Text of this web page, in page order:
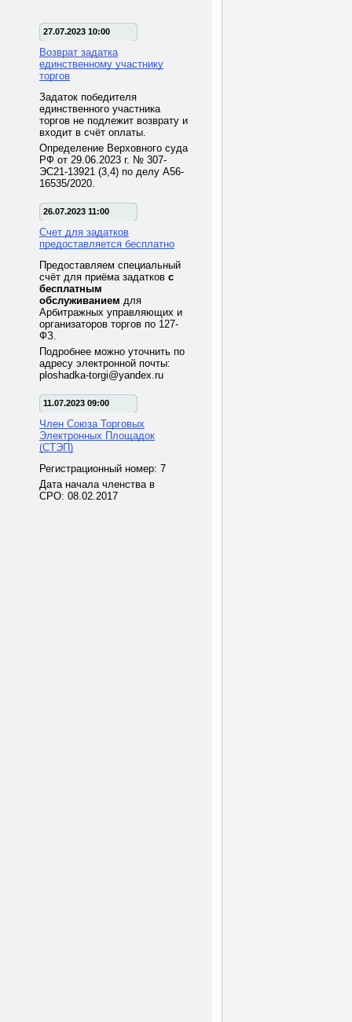
27.07.2023 10:00
Возврат задатка
единственному участнику
торгов
Задаток победителя
единственного участника
торгов не подлежит возврату и
входит в счёт оплаты.
Определение Верховного суда
РФ от 29.06.2023 г. № 307-
ЭС21-13921 (3,4) по делу А56-
16535/2020.
26.07.2023 11:00
Счет для задатков
предоставляется бесплатно
Предоставляем специальный
счёт для приёма задатков с
бесплатным
обслуживанием для
Арбитражных управляющих и
организаторов торгов по 127-
ФЗ.
Подробнее можно уточнить по
адресу электронной почты:
ploshadka-torgi@yandex.ru
11.07.2023 09:00
Член Союза Торговых
Электронных Площадок
(СТЭП)
Регистрационный номер: 7
Дата начала членства в
СРО: 08.02.2017